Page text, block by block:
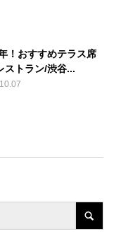
！おすすめテラス席
ストラン/渋谷...